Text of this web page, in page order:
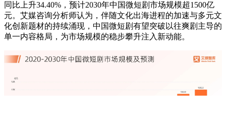
同比上升34.40%，预计2030年中国微短剧市场规模超1500亿
元。艾媒咨询分析师认为，伴随文化出海进程的加速与多元文
化创新题材的持续涌现，中国微短剧有望突破以往爽剧主导的
单一内容格局，为市场规模的稳步攀升注入新动能。